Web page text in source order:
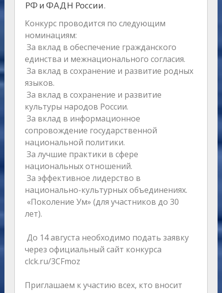
РФ и ФАДН России.
Конкурс проводится по следующим
номинациям:
За вклад в обеспечение гражданского
единства и межнационального согласия.
За вклад в сохранение и развитие родных
языков.
За вклад в сохранение и развитие
культуры народов России.
За вклад в информационное
сопровождение государственной
национальной политики.
За лучшие практики в сфере
национальных отношений.
За эффективное лидерство в
национально-культурных объединениях.
«Поколение Ум» (для участников до 30
лет).
До 14 августа необходимо подать заявку
через официальный сайт конкурса
clck.ru/3CFmoz
Приглашаем к участию всех, кто вносит